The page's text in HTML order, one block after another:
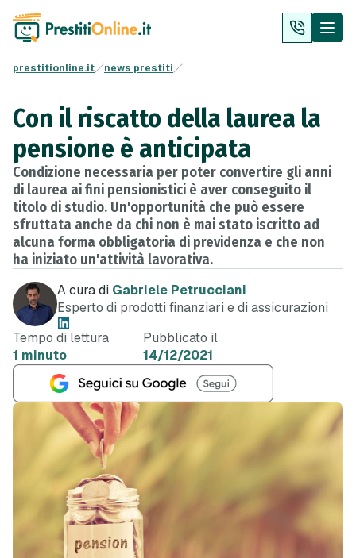
prestitionline.it news prestiti
Con il riscatto della laurea la
pensione è anticipata
Condizione necessaria per poter convertire gli anni
di laurea ai fini pensionistici è aver conseguito il
titolo di studio. Un'opportunità che può essere
sfruttata anche da chi non è mai stato iscritto ad
alcuna forma obbligatoria di previdenza e che non
ha iniziato un'attività lavorativa.
A cura di Gabriele Petrucciani
Esperto di prodotti finanziari e di assicurazioni
Tempo di lettura
1 minuto
Pubblicato il
14/12/2021